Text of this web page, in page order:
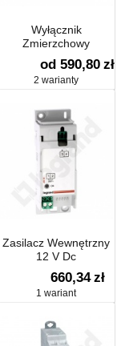
Wyłącznik
Zmierzchowy
od 590,80 zł
2 warianty
Zasilacz Wewnętrzny
12 V Dc
660,34 zł
1 wariant